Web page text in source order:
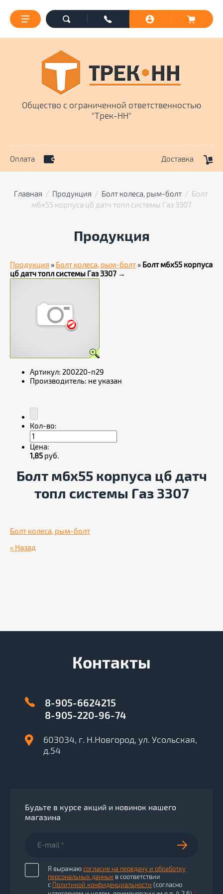
Оплата Доставка
Общество с ограниченной ответственностью
"Трек-НН"
Главная
  /
Продукция
  /
Болт колеса, рым-болт
  /  Болт
м6х55 корпуса цб датч топл системы Газ 3307
Продукция
Продукция » Болт колеса, рым-болт » Болт м6х55 корпуса
цб датч топл системы Газ 3307 →
Артикул: 200220-п29
Производитель: не указан
Кол-во:
Цена:
1,85 руб.
Болт м6х55 корпуса цб датч
топл системы Газ 3307
Болт колеса, рым-болт
« Назад
Контакты
8-905-6624215
8-905-220-96-74
603034, г. Н.Новгород, ул. Усольская,
д.54
Будьте в курсе акций и новинок нашего
магазина
Я выражаюсогласие на передачу и обработку
персональных данных в соответствии
с Политикой конфиденциальности (согласно